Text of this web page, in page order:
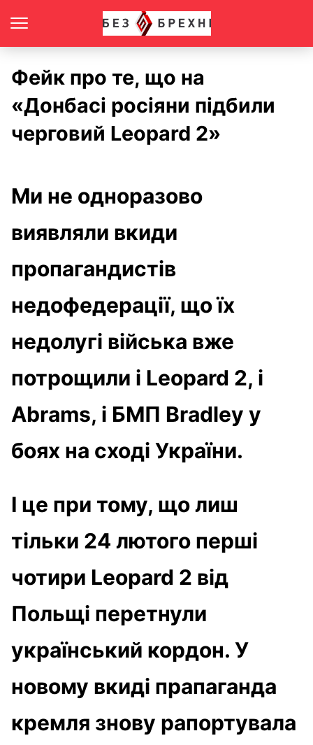
Фейк про те, що на
«Донбасі росіяни підбили
черговий Leopard 2»
Ми не одноразово
виявляли вкиди
пропагандистів
недофедерації, що їх
недолугі війська вже
потрощили і Leopard 2, і
Abrams, і БМП Bradley у
боях на сході України.
І це при тому, що лиш
тільки 24 лютого перші
чотири Leopard 2 від
Польщі перетнули
український кордон. У
новому вкиді прапаганда
кремля знову рапортувала